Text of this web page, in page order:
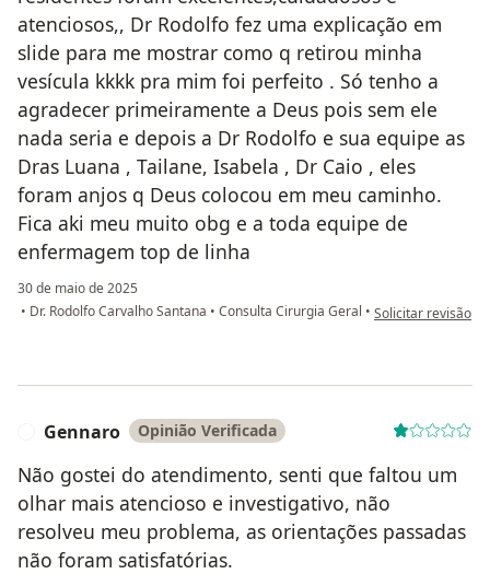
atenciosos,, Dr Rodolfo fez uma explicação em
slide para me mostrar como q retirou minha
vesícula kkkk pra mim foi perfeito . Só tenho a
agradecer primeiramente a Deus pois sem ele
nada seria e depois a Dr Rodolfo e sua equipe as
Dras Luana , Tailane, Isabela , Dr Caio , eles
foram anjos q Deus colocou em meu caminho.
Fica aki meu muito obg e a toda equipe de
enfermagem top de linha
30 de maio de 2025
• Dr. Rodolfo Carvalho Santana • Consulta Cirurgia Geral • na opinião do
Solicitar revisão
Gennaro Opinião Verificada
Não gostei do atendimento, senti que faltou um
olhar mais atencioso e investigativo, não
resolveu meu problema, as orientações passadas
não foram satisfatórias.